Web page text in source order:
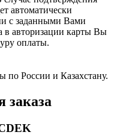
автоматически
с заданными Вами
в авторизации карты Вы
оплаты.
по России и Казахстану.
заказа